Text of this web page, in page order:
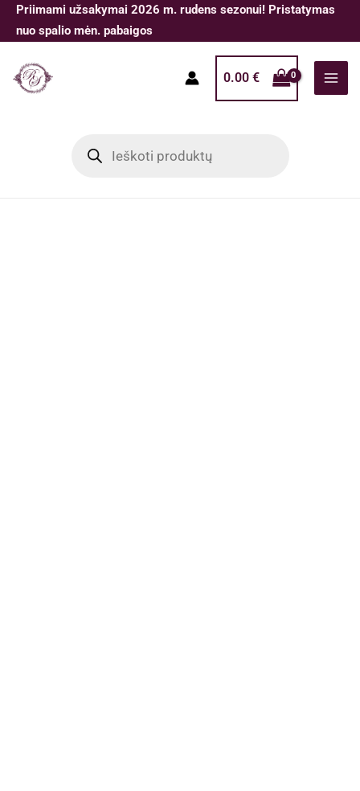
Pereiti
prie
Priimami užsakymai 2026 m. rudens sezonui! Pristatymas
nuo spalio mėn. pabaigos
0.00 €
search